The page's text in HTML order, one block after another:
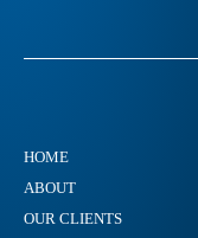
HOME
ABOUT
OUR CLIENTS